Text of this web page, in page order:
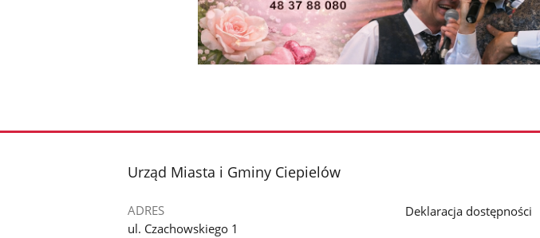
stopka
Urząd Miasta i Gminy Ciepielów
ADRES
ul. Czachowskiego 1
Deklaracja dostępności